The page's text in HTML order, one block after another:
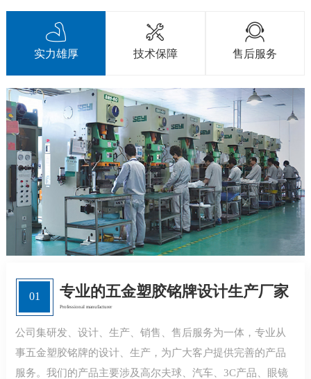

实力雄厚

技术保障

售后服务
专业的五金塑胶铭牌设计生产厂家
Professional manufacturer
01
公司集研发、设计、生产、销售、售后服务为一体，专业从
事五金塑胶铭牌的设计、生产，为广大客户提供完善的产品
服务。我们的产品主要涉及高尔夫球、汽车、3C产品、眼镜